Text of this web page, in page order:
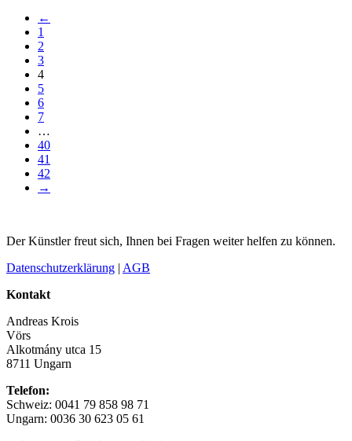
←
1
2
3
4
5
6
7
…
40
41
42
→
Der Künstler freut sich, Ihnen bei Fragen weiter helfen zu können.
Datenschutzerklärung | AGB
Kontakt
Andreas Krois
Vörs
Alkotmány utca 15
8711 Ungarn
Telefon:
Schweiz: 0041 79 858 98 71
Ungarn: 0036 30 623 05 61